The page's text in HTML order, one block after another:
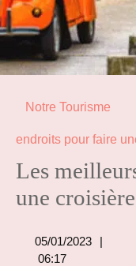
Notre Tourisme
endroits pour faire
Les
une
05/01/2023
06:17